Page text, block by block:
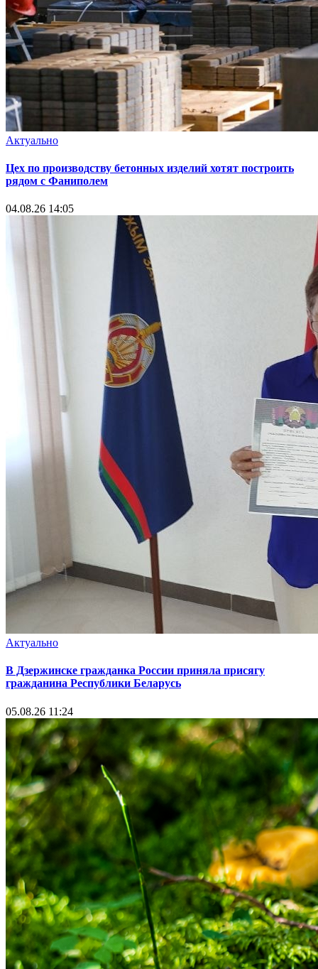
Актуально
Цех по производству бетонных изделий хотят построить
рядом с Фаниполем
04.08.26 14:05
Актуально
В Дзержинске гражданка России приняла присягу
гражданина Республики Беларусь
05.08.26 11:24